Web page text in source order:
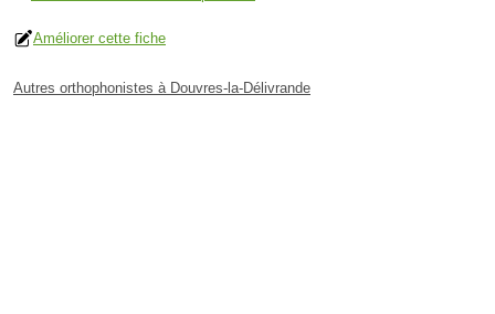
Améliorer cette fiche
Autres orthophonistes à Douvres-la-Délivrande